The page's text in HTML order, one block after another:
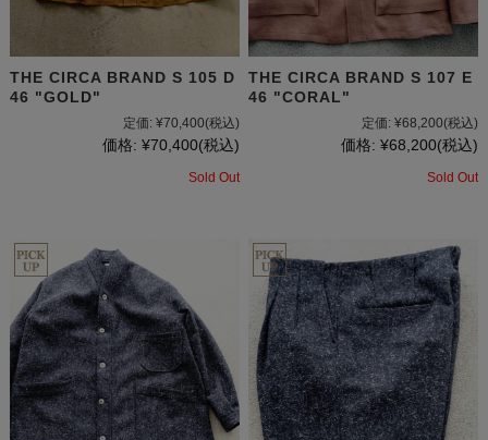
THE CIRCA BRAND S 105 D
46 "GOLD"
定価: ¥70,400(税込)
価格: ¥70,400(税込)
Sold Out
THE CIRCA BRAND S 107 E
46 "CORAL"
定価: ¥68,200(税込)
価格: ¥68,200(税込)
Sold Out